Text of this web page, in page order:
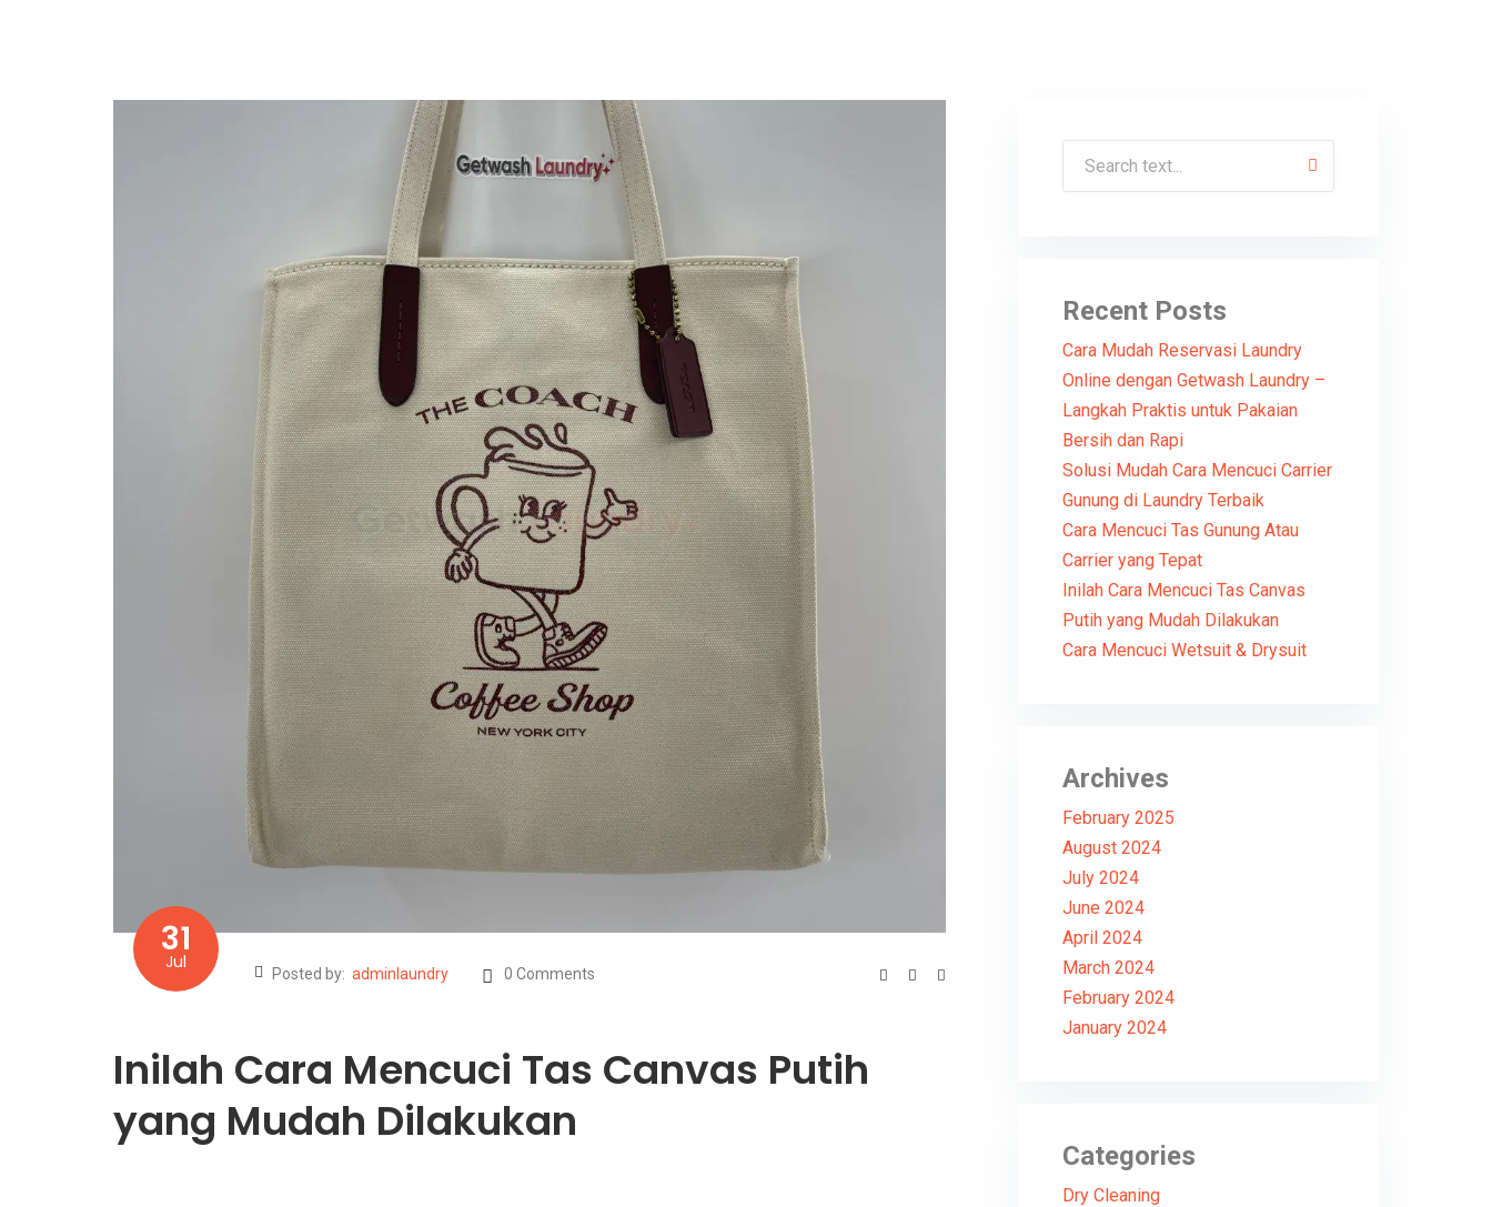
31
Jul
Posted by: adminlaundry 0 Comments
Inilah Cara Mencuci Tas Canvas Putih
yang Mudah Dilakukan
Recent Posts
Cara Mudah Reservasi Laundry
Online dengan Getwash Laundry –
Langkah Praktis untuk Pakaian
Bersih dan Rapi
Solusi Mudah Cara Mencuci Carrier
Gunung di Laundry Terbaik
Cara Mencuci Tas Gunung Atau
Carrier yang Tepat
Inilah Cara Mencuci Tas Canvas
Putih yang Mudah Dilakukan
Cara Mencuci Wetsuit & Drysuit
Archives
February 2025
August 2024
July 2024
June 2024
April 2024
March 2024
February 2024
January 2024
Categories
Dry Cleaning